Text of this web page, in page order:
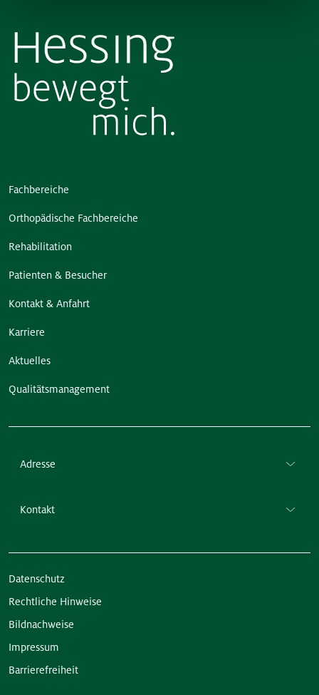
Fachbereiche
Orthopädische Fachbereiche
Rehabilitation
Patienten & Besucher
Kontakt & Anfahrt
Karriere
Aktuelles
Qualitätsmanagement
Adresse
Kontakt
Datenschutz
Rechtliche Hinweise
Bildnachweise
Impressum
Barrierefreiheit